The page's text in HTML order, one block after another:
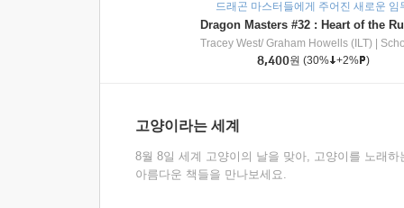
드래곤 마스터들에게 주어진 새로운 임
Tracey West/ Graham Howells (ILT)
8,400원 (30% +2% )
고양이라는 세계
8월 8일 세계 고양이의 날을 맞아, 고양이를 노래하
아름다운 책들을 만나보세요.